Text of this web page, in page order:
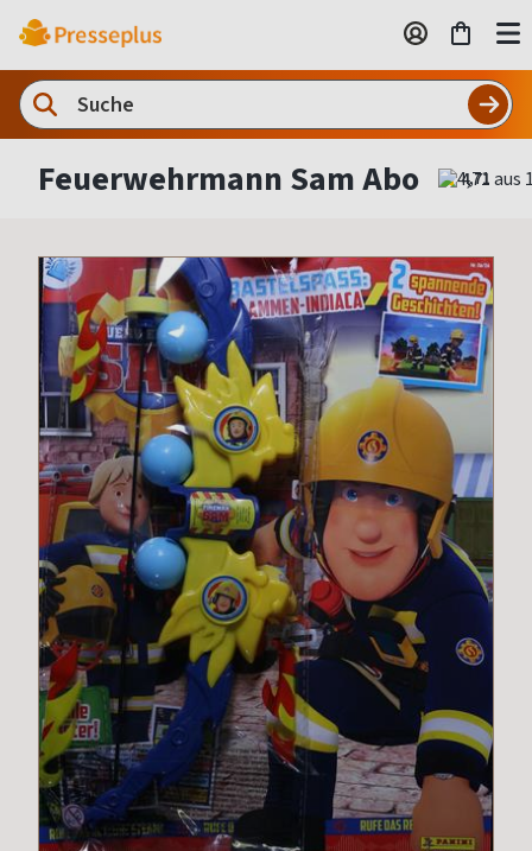
Feuerwehrmann Sam Abo 4,71